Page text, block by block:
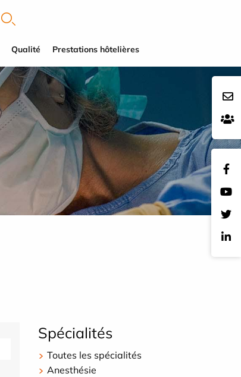
Qualité Prestations hôtelières
Spécialités
Toutes les spécialités
Anesthésie